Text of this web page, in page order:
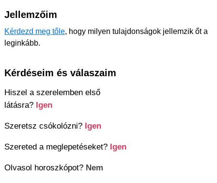
Jellemzőim
Kérdezd meg tőle, hogy milyen tulajdonságok jellemzik őt a
leginkább.
Kérdéseim és válaszaim
Hiszel a szerelemben első
látásra? Igen
Szeretsz csókolózni? Igen
Szereted a meglepetéseket? Igen
Olvasol horoszkópot? Nem